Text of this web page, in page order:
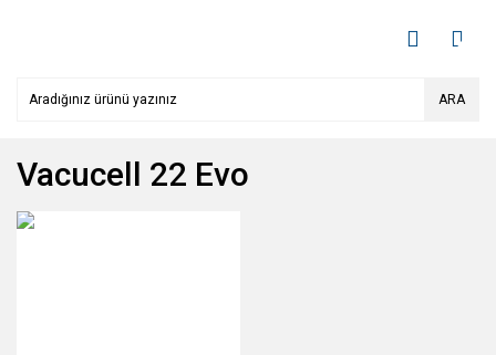
ARA
Vacucell 22 Evo